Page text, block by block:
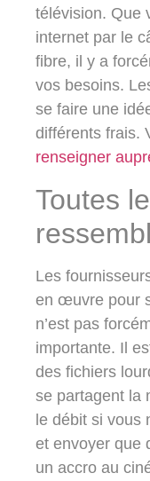
télévision. Que
internet par le
fibre, il y a
vos besoins.
se faire une
différents frais.
renseigner
Toutes
Les
en œuvre pour
n’est pas
importante. Il
des fichiers
se partagent la
le débit si vous
et envoyer que
un accro au